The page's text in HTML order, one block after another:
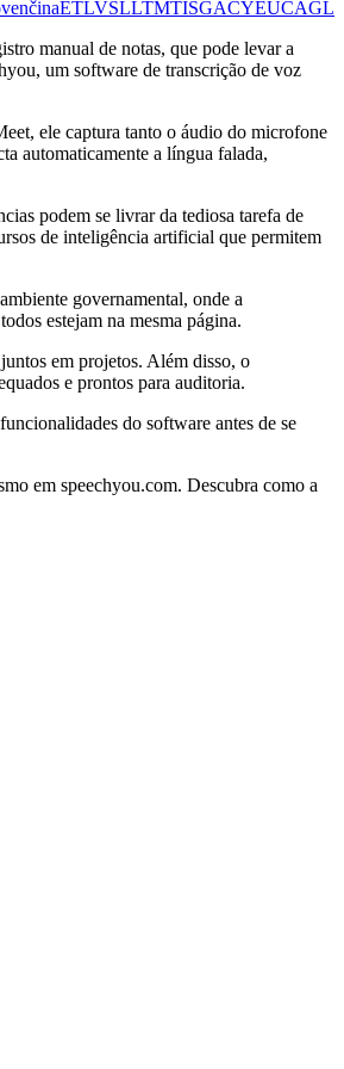
ETLVSLLTMTISGACYEUCAGL
manual de notas, que pode levar a
um software de transcrição de voz
ele captura tanto o áudio do microfone
automaticamente a língua falada,
podem se livrar da tediosa tarefa de
de inteligência artificial que permitem
governamental, onde a
estejam na mesma página.
em projetos. Além disso, o
e prontos para auditoria.
do software antes de se
em speechyou.com. Descubra como a